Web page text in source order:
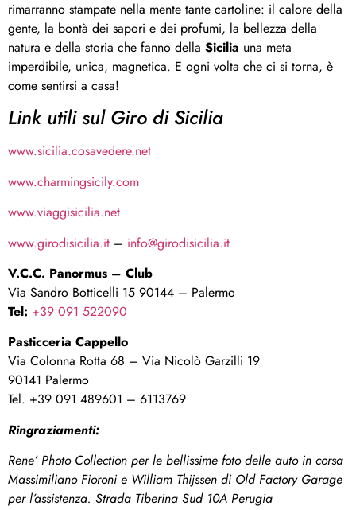
rimarranno stampate nella mente tante cartoline: il calore della
gente, la bontà dei sapori e dei profumi, la bellezza della
natura e della storia che fanno della Sicilia una meta
imperdibile, unica, magnetica. E ogni volta che ci si torna, è
come sentirsi a casa!
Link utili sul Giro di Sicilia
www.sicilia.cosavedere.net
www.charmingsicily.com
www.viaggisicilia.net
www.girodisicilia.it – info@girodisicilia.it
V.C.C. Panormus – Club
Via Sandro Botticelli 15 90144 – Palermo
Tel: +39 091 522090
Pasticceria Cappello
Via Colonna Rotta 68 – Via Nicolò Garzilli 19
90141 Palermo
Tel. +39 091 489601 – 6113769
Ringraziamenti:
Rene’ Photo Collection per le bellissime foto delle auto in corsa
Massimiliano Fioroni e William Thijssen di Old Factory Garage
per l’assistenza. Strada Tiberina Sud 10A Perugia